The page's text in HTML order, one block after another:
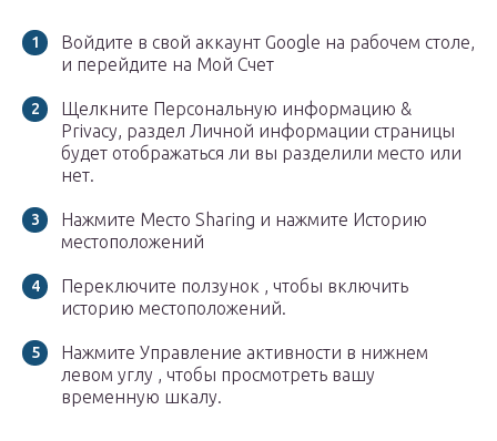
Войдите в свой аккаунт Google на рабочем столе,
и перейдите на Мой Счет
Щелкните Персональную информацию &
Privacy, раздел Личной информации страницы
будет отображаться ли вы разделили место или
нет.
Нажмите Место Sharing и нажмите Историю
местоположений
Переключите ползунок , чтобы включить
историю местоположений.
Нажмите Управление активности в нижнем
левом углу , чтобы просмотреть вашу
временную шкалу.